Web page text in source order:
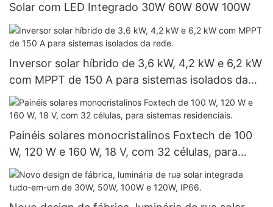
Solar com LED Integrado 30W 60W 80W 100W
Inversor solar híbrido de 3,6 kW, 4,2 kW e 6,2 kW
com MPPT de 150 A para sistemas isolados da
rede.
Painéis solares monocristalinos Foxtech de 100
W, 120 W e 160 W, 18 V, com 32 células, para
sistemas residenciais.